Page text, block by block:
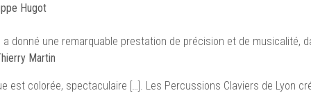
Hugot
a donné une remarquable prestation de précision et de musicalité,
Martin
est colorée, spectaculaire […]. Les Percussions Claviers de Lyon